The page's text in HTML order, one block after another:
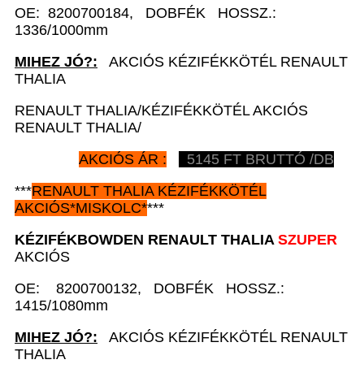
OE: 8200700184, DOBFÉK HOSSZ.:
1336/1000mm
MIHEZ JÓ?: AKCIÓS KÉZIFÉKKÖTÉL RENAULT
THALIA
RENAULT THALIA/KÉZIFÉKKÖTÉL AKCIÓS
RENAULT THALIA/
AKCIÓS ÁR :
5145 FT BRUTTÓ /DB
***RENAULT THALIA KÉZIFÉKKÖTÉL
AKCIÓS*MISKOLC****
KÉZIFÉKBOWDEN RENAULT THALIA SZUPER
AKCIÓS
OE: 8200700132, DOBFÉK HOSSZ.:
1415/1080mm
MIHEZ JÓ?: AKCIÓS KÉZIFÉKKÖTÉL RENAULT
THALIA